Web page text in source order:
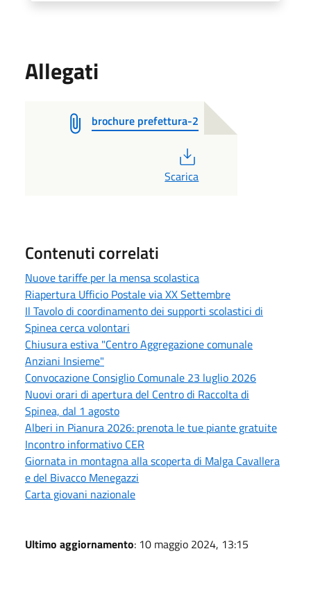
Allegati
brochure prefettura-2
Scarica
Contenuti correlati
Nuove tariffe per la mensa scolastica
Riapertura Ufficio Postale via XX Settembre
Il Tavolo di coordinamento dei supporti scolastici di
Spinea cerca volontari
Chiusura estiva "Centro Aggregazione comunale
Anziani Insieme"
Convocazione Consiglio Comunale 23 luglio 2026
Nuovi orari di apertura del Centro di Raccolta di
Spinea, dal 1 agosto
Alberi in Pianura 2026: prenota le tue piante gratuite
Incontro informativo CER
Giornata in montagna alla scoperta di Malga Cavallera
e del Bivacco Menegazzi
Carta giovani nazionale
Ultimo aggiornamento: 10 maggio 2024, 13:15